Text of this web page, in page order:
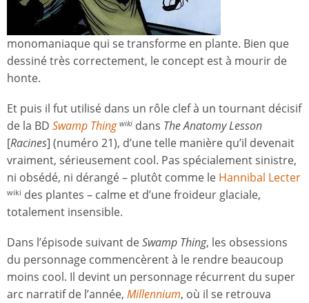
monomaniaque qui se transforme en plante. Bien que
dessiné très correctement, le concept est à mourir de
honte.
Et puis il fut utilisé dans un rôle clef à un tournant décisif
de la BD Swamp Thing wiki dans The Anatomy Lesson
[Racines] (numéro 21), d’une telle manière qu’il devenait
vraiment, sérieusement cool. Pas spécialement sinistre,
ni obsédé, ni dérangé – plutôt comme le Hannibal Lecter
wiki des plantes – calme et d’une froideur glaciale,
totalement insensible.
Dans l’épisode suivant deSwamp Thing, les obsessions
du personnage commencèrent à le rendre beaucoup
moins cool. Il devint un personnage récurrent du super
arc narratif de l’année, Millennium, où il se retrouva